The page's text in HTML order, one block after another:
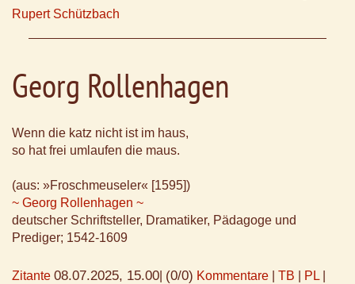
Rupert Schützbach
Georg Rollenhagen
Wenn die katz nicht ist im haus,
so hat frei umlaufen die maus.
(aus: »Froschmeuseler« [1595])
~ Georg Rollenhagen ~
deutscher Schriftsteller, Dramatiker, Pädagoge und
Prediger; 1542-1609
Zitante 08.07.2025, 15.00 (0/0) Kommentare TB PL